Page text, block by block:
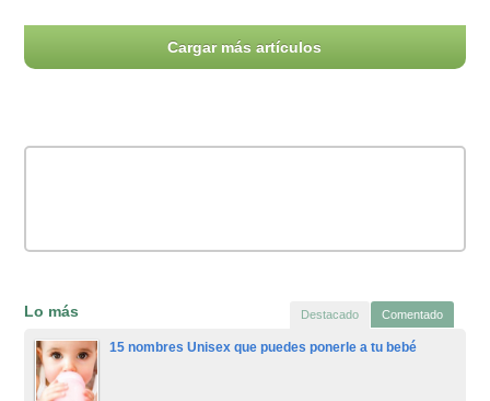
Cargar más artículos
Lo más Destacado Comentado
15 nombres Unisex que puedes ponerle a tu bebé